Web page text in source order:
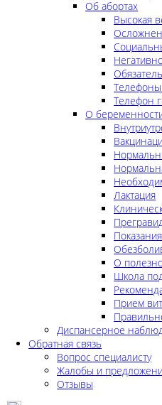
Об абортах
Высокая
Телефон
О
Лактация
О
Школа
Прием
Диспансерное
Обратная связь
Вопрос специалисту
Жалобы и
Отзывы